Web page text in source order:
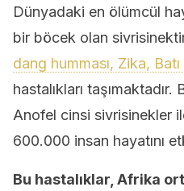
Dünyadaki en ölümcül
bir böcek olan
dang humması, Zika,
hastalıkları taşımaktadır.
Anofel cinsi sivrisinekler
600.000 insan hayatını
Bu hastalıklar, Afrika